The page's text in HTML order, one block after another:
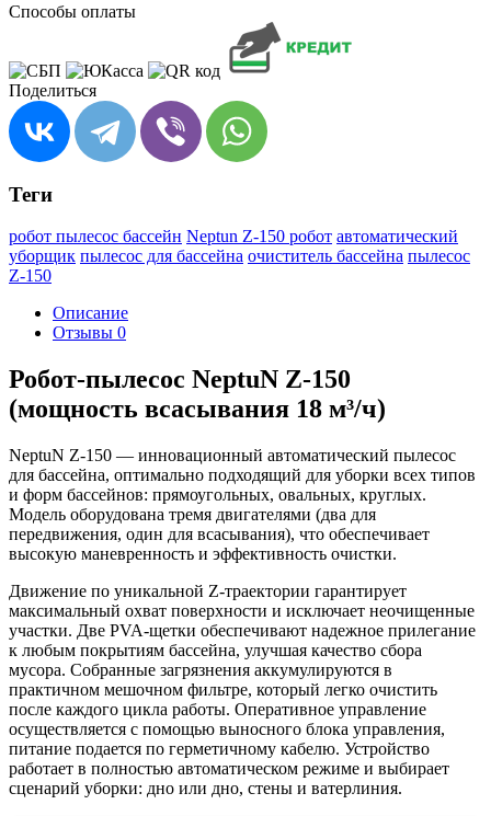
Способы оплаты
Поделиться
Теги
робот пылесос бассейн Neptun Z-150 робот автоматический
уборщик пылесос для бассейна очиститель бассейна пылесос
Z-150
Описание
Отзывы 0
Робот-пылесос NeptuN Z-150
(мощность всасывания 18 м³/ч)
NeptuN Z-150 — инновационный автоматический пылесос
для бассейна, оптимально подходящий для уборки всех типов
и форм бассейнов: прямоугольных, овальных, круглых.
Модель оборудована тремя двигателями (два для
передвижения, один для всасывания), что обеспечивает
высокую маневренность и эффективность очистки.
Движение по уникальной Z-траектории гарантирует
максимальный охват поверхности и исключает неочищенные
участки. Две PVA-щетки обеспечивают надежное прилегание
к любым покрытиям бассейна, улучшая качество сбора
мусора. Собранные загрязнения аккумулируются в
практичном мешочном фильтре, который легко очистить
после каждого цикла работы. Оперативное управление
осуществляется с помощью выносного блока управления,
питание подается по герметичному кабелю. Устройство
работает в полностью автоматическом режиме и выбирает
сценарий уборки: дно или дно, стены и ватерлиния.